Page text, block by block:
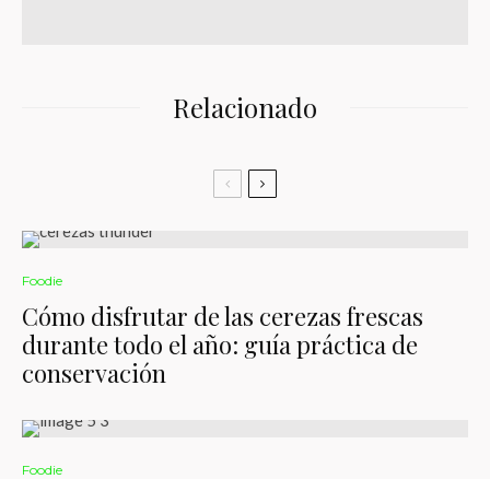
Relacionado
Foodie
Cómo disfrutar de las cerezas frescas
durante todo el año: guía práctica de
conservación
Foodie